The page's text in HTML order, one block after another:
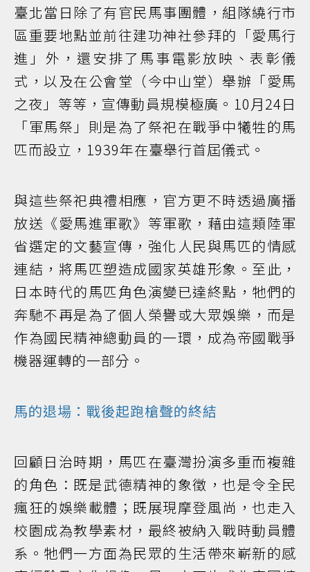
臺北當日除了有官民馬事團體，組隊繞行市
區重要地點並前往建功神社參拜的「愛馬行
進」外，還安排了馬事電影放映、表彰儀
式，以及在公會堂（今中山堂）舉辦「愛馬
之夜」等等，宣傳動員規模極廣。10月24日
「軍馬祭」則是為了祭祀在戰爭中犧牲的馬
匹而設立，1939年在臺舉行首屆儀式。
與這些祭祀典禮相應，官方更不時透過廣播
放送《愛馬進軍歌》等軍歌，藉由這類陸軍
省選定的文藝宣傳，強化人民與馬匹的情感
連結，將馬匹塑造成國家英雄形象。至此，
日本時代的馬匹角色演變已達終點，牠們的
奔馳不再是為了個人榮譽或大眾娛樂，而是
作為國民精神總動員的一環，成為帝國戰爭
機器運轉的一部分。
馬的退場：戰後起跑槍聲的終結
回顧日治時期，馬匹在臺灣扮演多重而複雜
的角色：既是武德精神的象徵，也是令全民
瘋狂的娛樂載體；既展現摩登風尚，也走入
校園成為教學素材，最終被納入戰時動員體
系。牠們一方面為民眾的生活帶來嶄新的感